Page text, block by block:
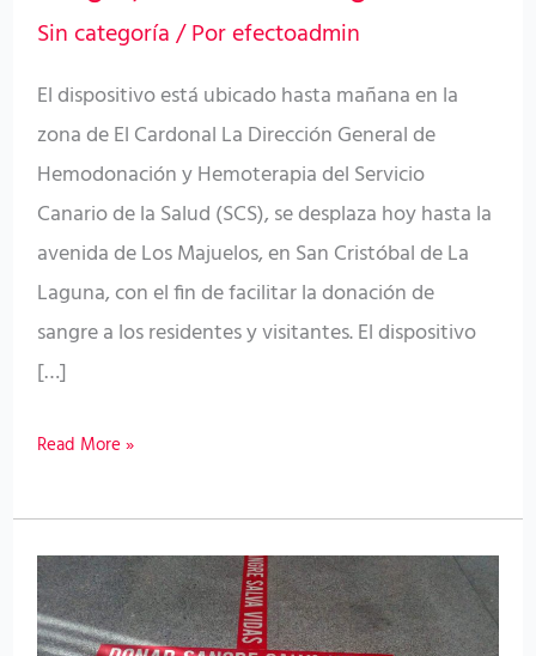
Sin categoría/ Porefectoadmin
El dispositivo está ubicado hasta mañana en la
zona de El Cardonal La Dirección General de
Hemodonación y Hemoterapia del Servicio
Canario de la Salud (SCS), se desplaza hoy hasta la
avenida de Los Majuelos, en San Cristóbal de La
Laguna, con el fin de facilitar la donación de
sangre a los residentes y visitantes. El dispositivo
[…]
Laguna
Read More »
El
ICHH